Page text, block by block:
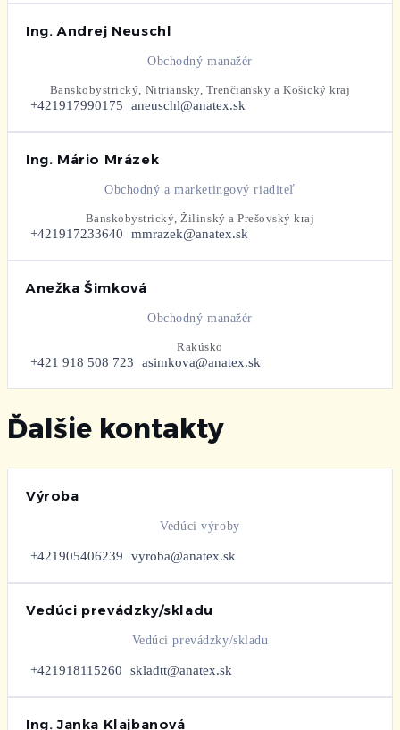
Ing. Andrej Neuschl
Obchodný manažér
Banskobystrický, Nitriansky, Trenčiansky a Košický kraj
+421917990175 aneuschl@anatex.sk
Ing. Mário Mrázek
Obchodný a marketingový riaditeľ
Banskobystrický, Žilinský a Prešovský kraj
+421917233640 mmrazek@anatex.sk
Anežka Šimková
Obchodný manažér
Rakúsko
+421 918 508 723 asimkova@anatex.sk
Ďalšie kontakty
Výroba
Vedúci výroby
+421905406239 vyroba@anatex.sk
Vedúci prevádzky/skladu
Vedúci prevádzky/skladu
+421918115260 skladtt@anatex.sk
Ing. Janka Klajbanová